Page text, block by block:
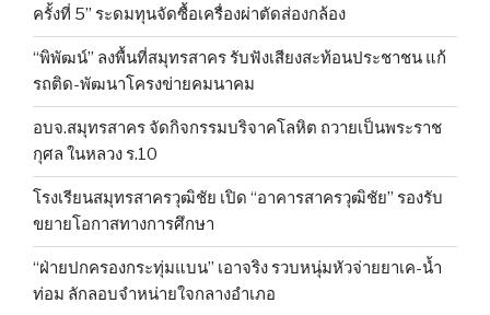
ครั้งที่ 5” ระดมทุนจัดซื้อเครื่องผ่าตัดส่องกล้อง
“พิพัฒน์” ลงพื้นที่สมุทรสาคร รับฟังเสียงสะท้อนประชาชน แก้
รถติด-พัฒนาโครงข่ายคมนาคม
อบจ.สมุทรสาคร จัดกิจกรรมบริจาคโลหิต ถวายเป็นพระราช
กุศล ในหลวง ร.10
โรงเรียนสมุทรสาครวุฒิชัย เปิด “อาคารสาครวุฒิชัย” รองรับ
ขยายโอกาสทางการศึกษา
“ฝ่ายปกครองกระทุ่มแบน” เอาจริง รวบหนุ่มหัวจ่ายยาเค-น้ำ
ท่อม ลักลอบจำหน่ายใจกลางอำเภอ